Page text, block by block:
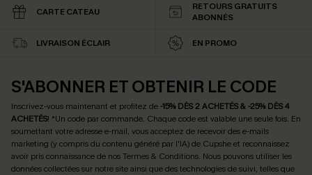
CARTE CATEAU
RETOURS GRATUITS
ABONNÉS
LIVRAISON ÉCLAIR EN PROMO
S'ABONNER ET OBTENIR LE CODE
Inscrivez-vous maintenant et profitez de -15% DÈS 2 ACHETÉS & -25% DÈS 4
ACHETÉS! *Un code par commande. Chaque code est valable une seule fois. En
soumettant votre adresse e-mail, vous acceptez de recevoir des e-mails
marketing (y compris du contenu généré par l'IA) de Cupshe et reconnaissez
avoir pris connaissance de nosTermes & Conditions. Nous pouvons utiliser les
données collectées sur notre site ainsi que des technologies de suivi, telles que